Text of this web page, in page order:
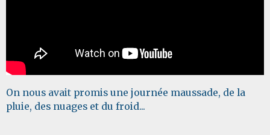
On nous avait promis une journée maussade, de la
pluie, des nuages et du froid...